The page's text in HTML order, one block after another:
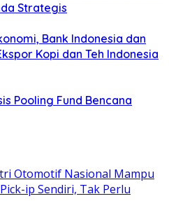
Strategis
Bank Indonesia dan
Kopi dan Teh Indonesia
Pooling Fund Bencana